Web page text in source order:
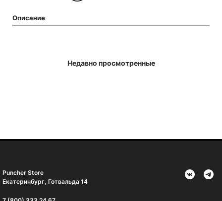
Описание
Недавно просмотренные
Puncher Store
Екатеринбург, Готвальда 14